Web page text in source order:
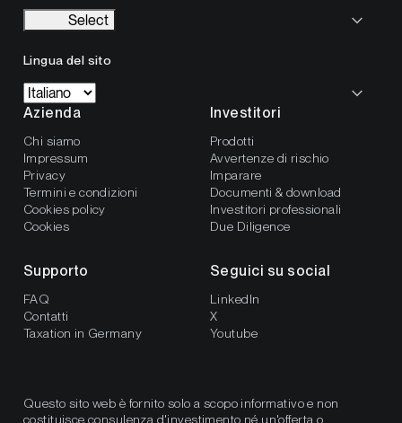
Select
Lingua del sito
Azienda
Chi siamo
Impressum
Privacy
Termini e condizioni
Cookies policy
Cookies
Investitori
Prodotti
Avvertenze di rischio
Imparare
Documenti & download
Investitori professionali
Due Diligence
Supporto
FAQ
Contatti
Taxation in Germany
Seguici su social
LinkedIn
X
Youtube
Questo sito web è fornito solo a scopo informativo e non
costituisce consulenza d'investimento né un'offerta o